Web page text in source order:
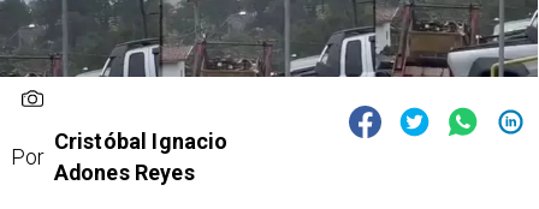
Por
Cristóbal Ignacio
Adones Reyes